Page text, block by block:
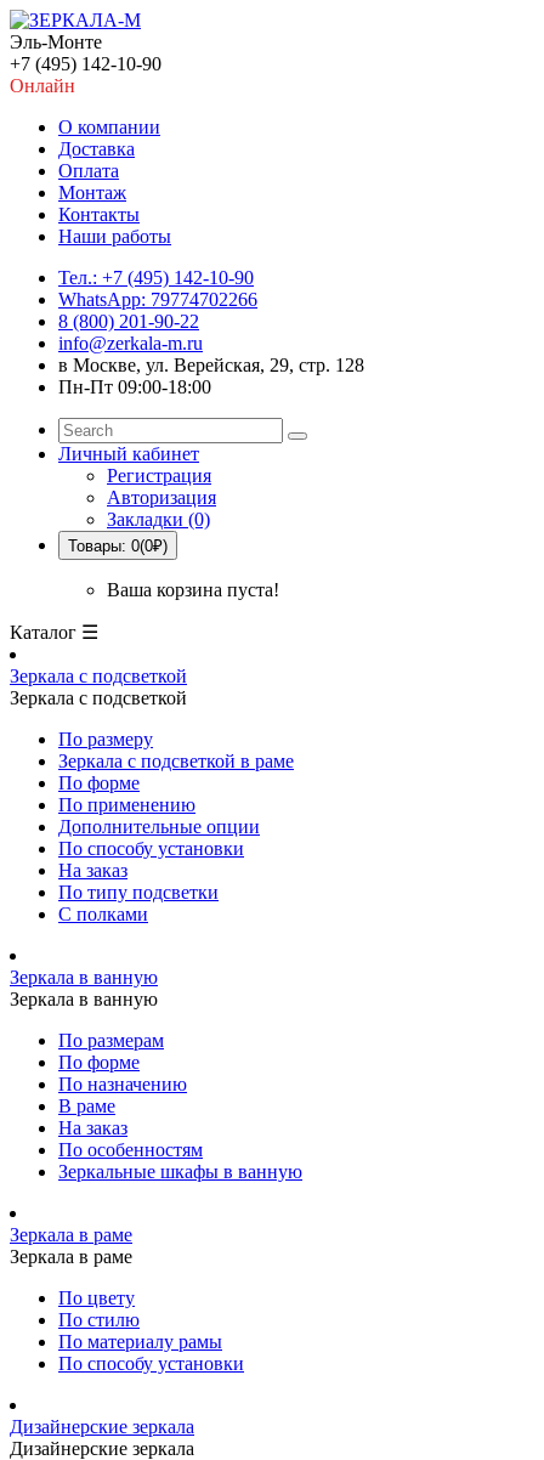
Эль-Монте
+7 (495) 142-10-90
Онлайн
О компании
Доставка
Оплата
Монтаж
Контакты
Наши работы
Тел.: +7 (495) 142-10-90
WhatsApp: 79774702266
8 (800) 201-90-22
info@zerkala-m.ru
в Москве, ул. Верейская, 29, стр. 128
Пн-Пт 09:00-18:00
Личный кабинет
Регистрация
Авторизация
Закладки (0)
Товары: 0(0₽)
Ваша корзина пуста!
Каталог ☰
Зеркала с подсветкой
Зеркала с подсветкой
По размеру
Зеркала с подсветкой в раме
По форме
По применению
Дополнительные опции
По способу установки
На заказ
По типу подсветки
С полками
Зеркала в ванную
Зеркала в ванную
По размерам
По форме
По назначению
В раме
На заказ
По особенностям
Зеркальные шкафы в ванную
Зеркала в раме
Зеркала в раме
По цвету
По стилю
По материалу рамы
По способу установки
Дизайнерские зеркала
Дизайнерские зеркала